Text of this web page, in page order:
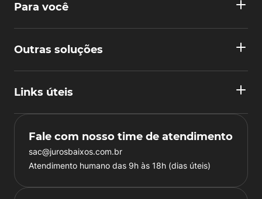
Para você
Outras soluções
Links úteis
Fale com nosso time de atendimento
sac@jurosbaixos.com.br
Atendimento humano das 9h às 18h (dias úteis)